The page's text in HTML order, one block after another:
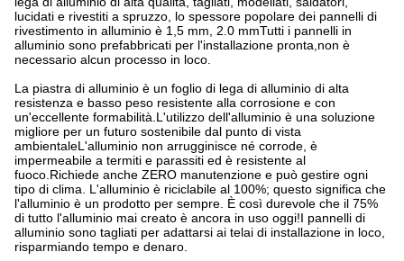
lucidati e rivestiti a spruzzo, lo spessore popolare dei pannelli di
rivestimento in alluminio è 1,5 mm, 2.0 mmTutti i pannelli in
alluminio sono prefabbricati per l'installazione pronta,non è
necessario alcun processo in loco.
La piastra di alluminio è un foglio di lega di alluminio di alta
resistenza e basso peso resistente alla corrosione e con
un'eccellente formabilità.L'utilizzo dell'alluminio è una soluzione
migliore per un futuro sostenibile dal punto di vista
ambientaleL'alluminio non arrugginisce né corrode, è
impermeabile a termiti e parassiti ed è resistente al
fuoco.Richiede anche ZERO manutenzione e può gestire ogni
tipo di clima. L'alluminio è riciclabile al 100%; questo significa che
l'alluminio è un prodotto per sempre. È così durevole che il 75%
di tutto l'alluminio mai creato è ancora in uso oggi!I pannelli di
alluminio sono tagliati per adattarsi ai telai di installazione in loco,
risparmiando tempo e denaro.